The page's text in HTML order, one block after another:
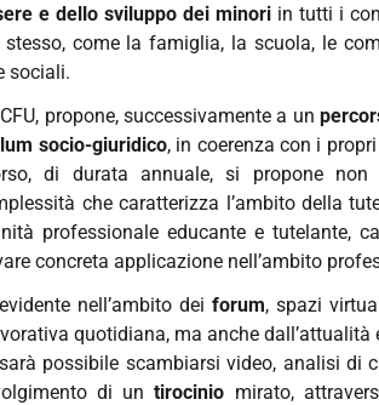
e dello sviluppo dei minori in tutti i
come la famiglia, la scuola, le
sociali.
propone, successivamente a un
socio-giuridico, in coerenza con i
di durata annuale, si propone
che caratterizza l’ambito della
professionale educante e tutelante,
concreta applicazione nell’ambito
nell’ambito dei forum, spazi
quotidiana, ma anche
possibile scambiarsi video, analisi di
di untirocinio mirato,